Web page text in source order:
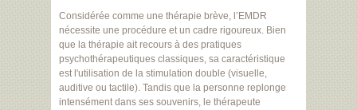
Considérée comme une thérapie brève, l’EMDR
nécessite une procédure et un cadre rigoureux. Bien
que la thérapie ait recours à des pratiques
psychothérapeutiques classiques, sa caractéristique
est l'utilisation de la stimulation double (visuelle,
auditive ou tactile). Tandis que la personne replonge
intensément dans ses souvenirs, le thérapeute